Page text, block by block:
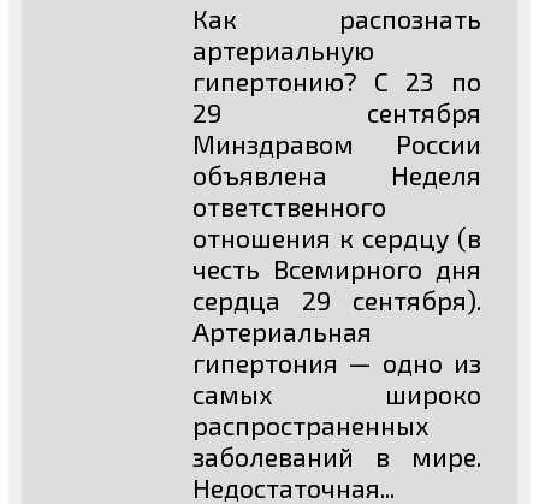
Как распознать
артериальную
гипертонию? C 23 по
29 сентября
Минздравом России
объявлена Неделя
ответственного
отношения к сердцу (в
честь Всемирного дня
сердца 29 сентября).
Артериальная
гипертония — одно из
самых широко
распространенных
заболеваний в мире.
Недостаточная...